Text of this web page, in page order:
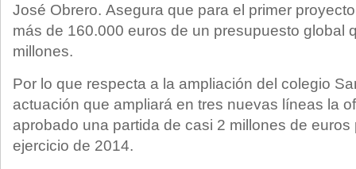
José Obrero. Asegura que para el primer
más de 160.000 euros de un presupuesto global
millones.
Por lo que respecta a la ampliación del colegio
actuación que ampliará en tres nuevas líneas la
aprobado una partida de casi 2 millones de euros
ejercicio de 2014.